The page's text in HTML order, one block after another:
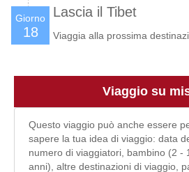
Giorno
18
Lascia il Tibet
Viaggia alla prossima
Viaggio su
Questo viaggio può anche essere
sapere la tua idea di viaggio: data
numero di viaggiatori, bambino (2 -
anni), altre destinazioni di viaggio,